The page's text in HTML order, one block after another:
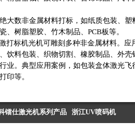
大数非金属材料打标，如纸质包装、
、树脂塑胶、竹木制品、PCB板等。
打标机光机可雕刻多种非金属材料。
饮料包装、织物切割、橡胶制品、外
业。典型应用案例，如包装盒体激光
印等。
镭仕激光机系列产品 浙江UV喷码机